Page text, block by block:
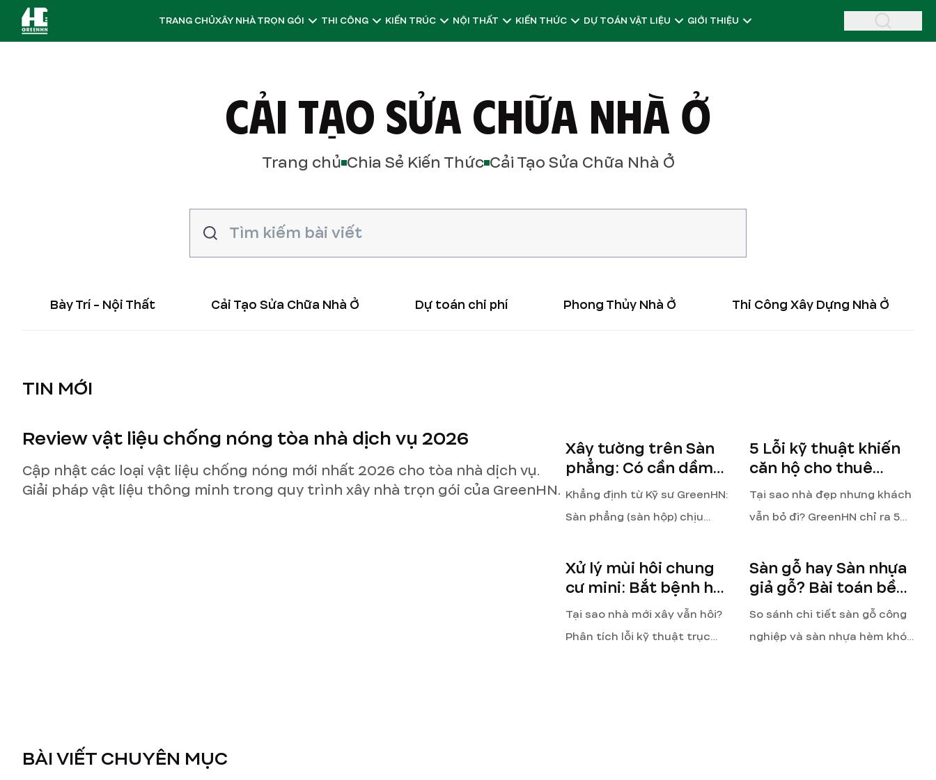
TRANG CHỦXÂY NHÀ TRỌN GÓI THI CÔNG KIẾN TRÚC NỘI THẤT KIẾN THỨC DỰ TOÁN VẬT LIỆU GIỚI THIỆU
CẢI TẠO SỬA CHỮA NHÀ Ở
Trang chủ Chia Sẻ Kiến Thức Cải Tạo Sửa Chữa Nhà Ở
Bày Trí - Nội Thất Cải Tạo Sửa Chữa Nhà Ở Dự toán chi phí Phong Thủy Nhà Ở Thi Công Xây Dựng Nhà Ở
TIN MỚI
Review vật liệu chống nóng tòa nhà dịch vụ 2026
Cập nhật các loại vật liệu chống nóng mới nhất 2026 cho tòa nhà dịch vụ.
Giải pháp vật liệu thông minh trong quy trình xây nhà trọn gói của GreenHN.
Xây tường trên Sàn
phẳng: Có cần dầm
đỡ phía dưới không?
Khẳng định từ Kỹ sư GreenHN:
Sàn phẳng (sàn hộp) chịu
mọi vị trí mà không cần dầm
đỡ. Giải pháp tối ưu để thay
đổi công năng nhà cho thuê
2026.
5 Lỗi kỹ thuật khiến
căn hộ cho thuê
vắng khách |
GreenHN
Tại sao nhà đẹp nhưng khách
vẫn bỏ đi? GreenHN chỉ ra 5
wifi, chống ồn, điện nước) làm
tắc nghẽn dòng tiền đầu tư
Xử lý mùi hôi chung
cư mini: Bắt bệnh hệ
thống & Giải pháp
MEP
Tại sao nhà mới xây vẫn hôi?
Phân tích lỗi kỹ thuật trục
Sàn gỗ hay Sàn nhựa
giả gỗ? Bài toán bền
10 năm cho nhà thuê
So sánh chi tiết sàn gỗ công
nghiệp và sàn nhựa hèm khóa
BÀI VIẾT CHUYÊN MỤC